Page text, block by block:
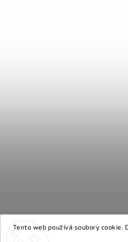
Tento web používá soubory